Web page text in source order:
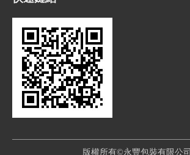
版權所有©永豐包裝有限公司